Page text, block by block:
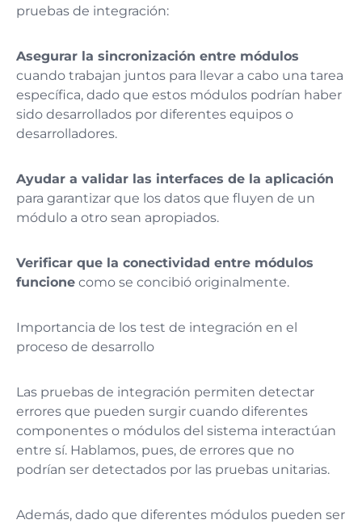
pruebas de integración:
Asegurar la sincronización entre módulos
cuando trabajan juntos para llevar a cabo una tarea
específica, dado que estos módulos podrían haber
sido desarrollados por diferentes equipos o
desarrolladores.
Ayudar a validar las interfaces de la aplicación
para garantizar que los datos que fluyen de un
módulo a otro sean apropiados.
Verificar que la conectividad entre módulos
funcione como se concibió originalmente​.
Importancia de los test de integración en el
proceso de desarrollo
Las pruebas de integración permiten detectar
errores que pueden surgir cuando diferentes
componentes o módulos del sistema interactúan
entre sí. Hablamos, pues, de errores que no
podrían ser detectados por las pruebas unitarias.
Además, dado que diferentes módulos pueden ser